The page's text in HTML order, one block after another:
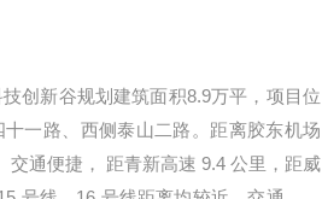
创新谷规划建筑面积8.9万平，项目位
一路、西侧泰山二路。距离胶东机场
交通便捷， 距青新高速 9.4 公里，距威